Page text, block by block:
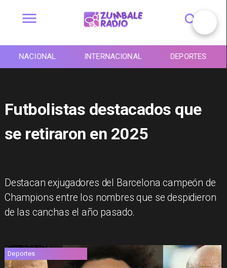
NACIONAL INTERNACIONAL DEPORTES
Futbolistas destacados que
se retiraron en 2025
Destacan exjugadores del Barcelona campeón de
Champions entre los nombres que se despidieron
de las canchas el año pasado.
Deportes